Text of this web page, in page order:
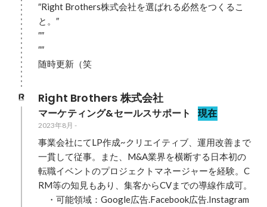
″Right Brothers株式会社を選ばれる必然をつくるこ
と。″
″″
″″
随時更新（笑
Right Brothers 株式会社
マーケティング&セールスサポート 現在
2023年8月 -
事業会社にてLP作成~クリエイティブ、運用改善まで
一貫して従事。また、M&A業界を横断する日本初の
転職イベントのプロジェクトマネージャーを経験。C
RM等の知見もあり、集客からCVまでの導線作成可。
・可能領域：Google広告.Facebook広告.Instagram